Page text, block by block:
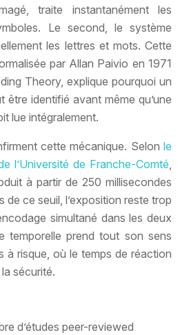
traite instantanément les
Le second, le système
les lettres et mots. Cette
par Allan Paivio en 1971
Theory, explique pourquoi un
être identifié avant même qu’une
lue intégralement.
cette mécanique. Selon le
l’Université de Franche-Comté,
à partir de 250 millisecondes
de ce seuil, l’exposition reste trop
simultané dans les deux
temporelle prend tout son sens
à risque, où le temps de réaction
sécurité.
d’études peer-reviewed